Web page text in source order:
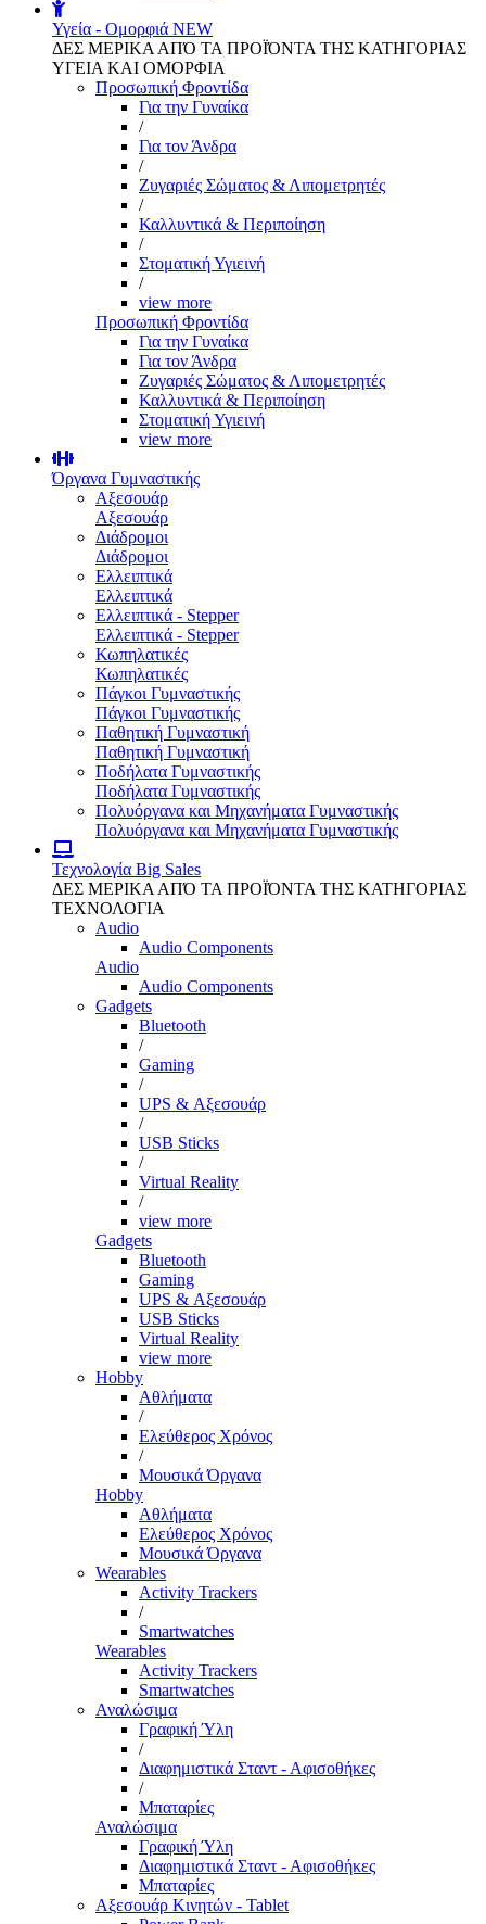
Υγεία - Ομορφιά NEW
ΔΕΣ ΜΕΡΙΚΑ ΑΠΌ ΤΑ ΠΡΟΪΌΝΤΑ ΤΗΣ ΚΑΤΗΓΟΡΙΑΣ
ΥΓΕΙΑ ΚΑΙ ΟΜΟΡΦΙΑ
Προσωπική Φροντίδα
Για την Γυναίκα
/
Για τον Άνδρα
/
Ζυγαριές Σώματος & Λιπομετρητές
/
Καλλυντικά & Περιποίηση
/
Στοματική Υγιεινή
/
view more
Προσωπική Φροντίδα
Για την Γυναίκα
Για τον Άνδρα
Ζυγαριές Σώματος & Λιπομετρητές
Καλλυντικά & Περιποίηση
Στοματική Υγιεινή
view more
Όργανα Γυμναστικής
Αξεσουάρ
Αξεσουάρ
Διάδρομοι
Διάδρομοι
Ελλειπτικά
Ελλειπτικά
Ελλειπτικά - Stepper
Ελλειπτικά - Stepper
Κωπηλατικές
Κωπηλατικές
Πάγκοι Γυμναστικής
Πάγκοι Γυμναστικής
Παθητική Γυμναστική
Παθητική Γυμναστική
Ποδήλατα Γυμναστικής
Ποδήλατα Γυμναστικής
Πολυόργανα και Μηχανήματα Γυμναστικής
Πολυόργανα και Μηχανήματα Γυμναστικής
Τεχνολογία Big Sales
ΔΕΣ ΜΕΡΙΚΑ ΑΠΌ ΤΑ ΠΡΟΪΌΝΤΑ ΤΗΣ ΚΑΤΗΓΟΡΙΑΣ
ΤΕΧΝΟΛΟΓΙΑ
Audio
Audio Components
Audio
Audio Components
Gadgets
Bluetooth
/
Gaming
/
UPS & Αξεσουάρ
/
USB Sticks
/
Virtual Reality
/
view more
Gadgets
Bluetooth
Gaming
UPS & Αξεσουάρ
USB Sticks
Virtual Reality
view more
Hobby
Αθλήματα
/
Ελεύθερος Χρόνος
/
Μουσικά Όργανα
Hobby
Αθλήματα
Ελεύθερος Χρόνος
Μουσικά Όργανα
Wearables
Activity Trackers
/
Smartwatches
Wearables
Activity Trackers
Smartwatches
Αναλώσιμα
Γραφική Ύλη
/
Διαφημιστικά Σταντ - Αφισοθήκες
/
Μπαταρίες
Αναλώσιμα
Γραφική Ύλη
Διαφημιστικά Σταντ - Αφισοθήκες
Μπαταρίες
Αξεσουάρ Κινητών - Tablet